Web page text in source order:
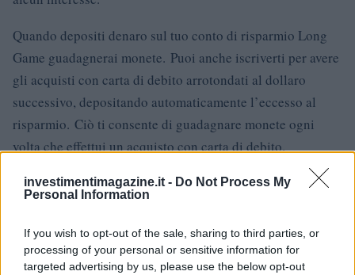
investimentimagazine.it - Do Not Process My
Personal Information
If you wish to opt-out of the sale, sharing to third parties, or
processing of your personal or sensitive information for
targeted advertising by us, please use the below opt-out
Quando depositi denaro sul tuo conto di risparmio Long
Game guadagnerai monete. Puoi anche iscriverti per avere
gli acquisti con carta di debito arrotondati al dollaro
successivo, depositando automaticamente l’eccesso al
risparmio. Ciò ti consente di guadagnare monete ogni
volta che effettui un acquisto con carta di debito.
Puoi riscattare monete per partecipare a lotterie o giocare
a giochi diversi nell’app Long Game. Se fai bene nei
giochi puoi vincere premi in denaro. Alcuni dei giochi
offrono centinaia o migliaia di dollari in premi in denaro e
le lotterie di Long Game hanno assegnato premi fino a $ 1